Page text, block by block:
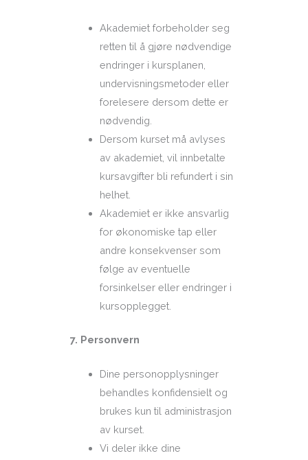
Akademiet forbeholder seg
retten til å gjøre nødvendige
endringer i kursplanen,
undervisningsmetoder eller
forelesere dersom dette er
nødvendig.
Dersom kurset må avlyses
av akademiet, vil innbetalte
kursavgifter bli refundert i sin
helhet.
Akademiet er ikke ansvarlig
for økonomiske tap eller
andre konsekvenser som
følge av eventuelle
forsinkelser eller endringer i
kursopplegget.
7. Personvern
Dine personopplysninger
behandles konfidensielt og
brukes kun til administrasjon
av kurset.
Vi deler ikke dine